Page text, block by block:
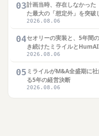
03計画当時、存在しなかった
た最大の「想定外」を突破
2026.08.06
04セオリーの実装と、5年間
き続けたミライルと
2026.08.06
05 ミライルがM&A全盛期に
る5年の経営決断
2026.08.06